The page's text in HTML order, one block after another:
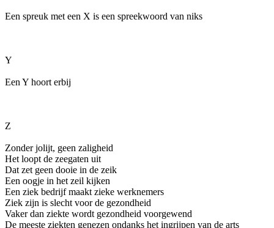
Een spreuk met een X is een spreekwoord van niks
Y
Een Y hoort erbij
Z
Zonder jolijt, geen zaligheid
Het loopt de zeegaten uit
Dat zet geen dooie in de zeik
Een oogje in het zeil kijken
Een ziek bedrijf maakt zieke werknemers
Ziek zijn is slecht voor de gezondheid
Vaker dan ziekte wordt gezondheid voorgewend
De meeste ziekten genezen ondanks het ingrijpen van de arts